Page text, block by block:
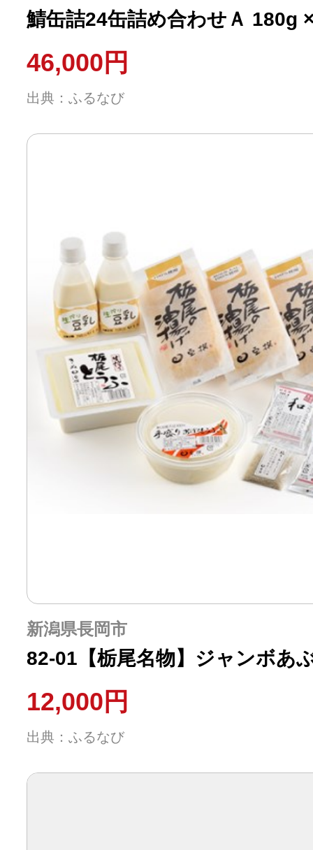
鯖缶詰24缶詰め合わせＡ 180g
46,000円
出典：ふるなび
新潟県長岡市
82-01【栃尾名物】ジャンボあ
12,000円
出典：ふるなび